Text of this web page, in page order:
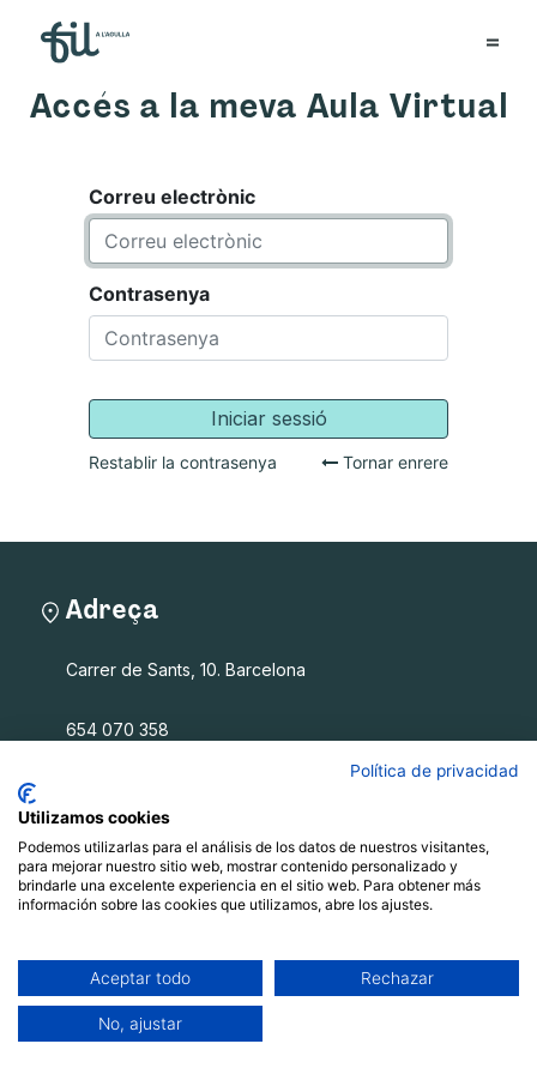
Accés a la meva Aula Virtual
Correu electrònic
Contrasenya
Iniciar sessió
Restablir la contrasenya Tornar enrere
Adreça
Carrer de Sants, 10. Barcelona
654 070 358
Fil a l'agulla SCCL
Què oferim
Blog
Recursos
Contacte
Política de privacidad
Utilizamos cookies
Podemos utilizarlas para el análisis de los datos de nuestros visitantes,
para mejorar nuestro sitio web, mostrar contenido personalizado y
brindarle una excelente experiencia en el sitio web. Para obtener más
información sobre las cookies que utilizamos, abre los ajustes.
Aceptar todo Rechazar
No, ajustar